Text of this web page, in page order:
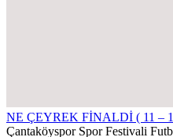
NE ÇEYREK FİNALDİ ( 11 –
Çantaköyspor Spor Festivali